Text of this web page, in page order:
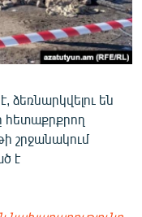
ձեռնարկվելու են
հետաքրքրող
շրջանակում
է